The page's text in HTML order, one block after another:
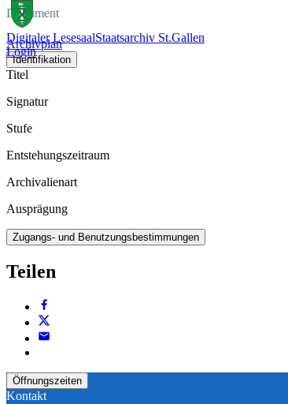
Digitaler LesesaalStaatsarchiv St.Gallen
Login
Dokument
Archivplan
Identifikation
Titel
Signatur
Stufe
Entstehungszeitraum
Archivalienart
Ausprägung
Zugangs- und Benutzungsbestimmungen
Teilen
Öffnungszeiten
Kontakt